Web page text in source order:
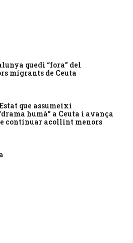
quedi “fora” del
migrants de Ceuta
que assumeixi
humà” a Ceuta i avança
continuar acollint menors